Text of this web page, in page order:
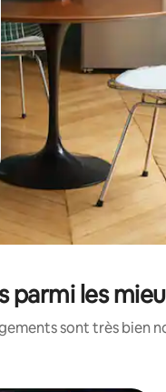
parmi les
sont très